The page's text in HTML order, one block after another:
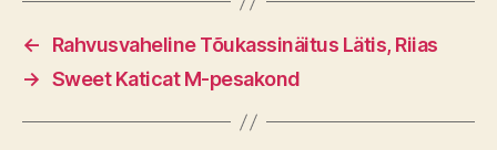
←
Rahvusvaheline Tõukassinäitus Lätis, Riias
→ Sweet Katicat M-pesakond